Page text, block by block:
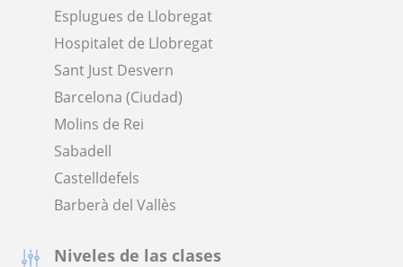
Esplugues de Llobregat
Hospitalet de Llobregat
Sant Just Desvern
Barcelona (Ciudad)
Molins de Rei
Sabadell
Castelldefels
Barberà del Vallès
Niveles de las clases